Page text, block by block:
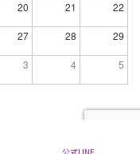
20 21 22
27 28 29
3 4 5